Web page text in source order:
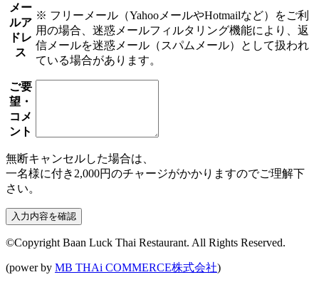
メー
ルア
ドレ
ス
※ フリーメール（YahooメールやHotmailなど）をご利
用の場合、迷惑メールフィルタリング機能により、返
信メールを迷惑メール（スパムメール）として扱われ
ている場合があります。
ご要
望・
コメ
ント
無断キャンセルした場合は、
一名様に付き2,000円のチャージがかかりますのでご理解下
さい。
©Copyright Baan Luck Thai Restaurant. All Rights Reserved.
(power by MB THAi COMMERCE株式会社)